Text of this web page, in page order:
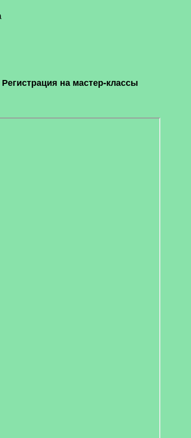
Регистрация на мастер-классы